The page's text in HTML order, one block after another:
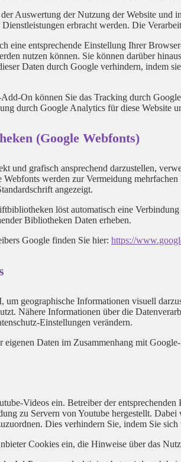
Auswertung der Nutzung der Website
erbracht werden. Die
eine entsprechende Einstellung Ihrer
nutzen können. Sie können darüber
Daten durch Google verhindern, indem
On können Sie das Tracking durch
durch Google Analytics für diese
(Google Webfonts)
und grafisch ansprechend darzustellen,
Webfonts werden zur Vermeidung
angezeigt.
löst automatisch eine
Bibliotheken Daten erheben.
Google finden Sie hier: https://
um geographische Informationen visuell
Nähere Informationen über die
Einstellungen verändern.
Daten im Zusammenhang mit
Videos ein. Betreiber der
zu Servern von Youtube hergestellt.
Dies verhindern Sie, indem Sie
Cookies ein, die Hinweise über das